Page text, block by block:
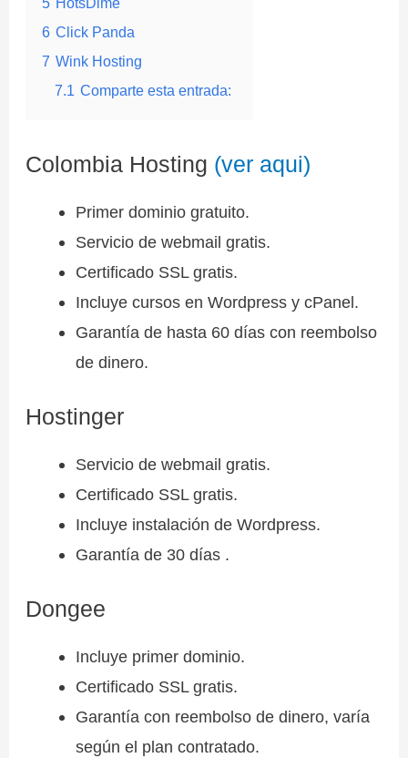
6 Click Panda
7 Wink Hosting
7.1 Comparte esta entrada:
Colombia Hosting (ver aqui)
Primer dominio gratuito.
Servicio de webmail gratis.
Certificado SSL gratis.
Incluye cursos en Wordpress y cPanel.
Garantía de hasta 60 días con reembolso
de dinero.
Hostinger
Servicio de webmail gratis.
Certificado SSL gratis.
Incluye instalación de Wordpress.
Garantía de 30 días .
Dongee
Incluye primer dominio.
Certificado SSL gratis.
Garantía con reembolso de dinero, varía
según el plan contratado.